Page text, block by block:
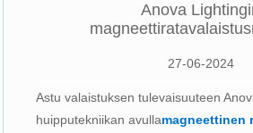
Anova
27-06-2024
Astu valaistuksen tulevaisuuteen
huipputekniikan avullamagneettinen